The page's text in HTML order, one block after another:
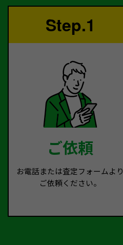
Step.1
ご依頼
お電話または査定フォームより
ご依頼ください。